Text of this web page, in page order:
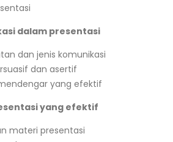
dalam presentasi
dan jenis komunikasi
dan asertif
yang efektif
yang efektif
materi presentasi